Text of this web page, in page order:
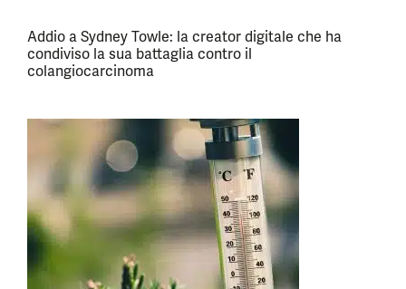
Addio a Sydney Towle: la creator digitale che ha
condiviso la sua battaglia contro il
colangiocarcinoma